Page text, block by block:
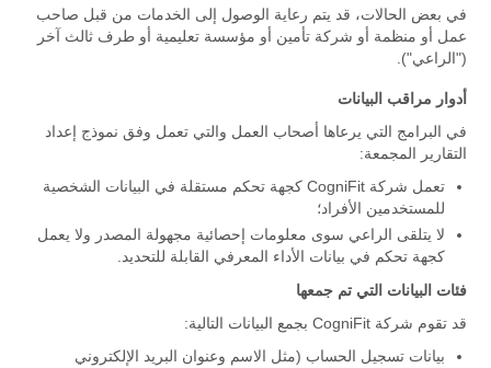
في بعض الحالات، قد يتم رعاية الوصول إلى الخدمات من قبل صاحب
عمل أو منظمة أو شركة تأمين أو مؤسسة تعليمية أو طرف ثالث آخر
("الراعي").
أدوار مراقب البيانات
في البرامج التي يرعاها أصحاب العمل والتي تعمل وفق نموذج إعداد
التقارير المجمعة:
تعمل شركة CogniFit كجهة تحكم مستقلة في البيانات الشخصية
للمستخدمين الأفراد؛
لا يتلقى الراعي سوى معلومات إحصائية مجهولة المصدر ولا يعمل
كجهة تحكم في بيانات الأداء المعرفي القابلة للتحديد.
فئات البيانات التي تم جمعها
قد تقوم شركة CogniFit بجمع البيانات التالية:
بيانات تسجيل الحساب (مثل الاسم وعنوان البريد الإلكتروني